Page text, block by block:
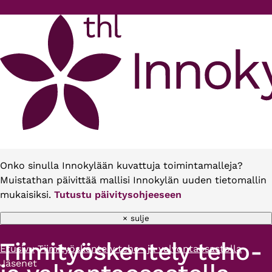
Onko sinulla Innokylään kuvattuja toimintamalleja?
Muistathan päivittää mallisi Innokylän uuden tietomallin
mukaisiksi. Tutustu päivitysohjeeseen
× sulje
Murupolku
Etusivu Tiimityöskentely teho- ja valvontaosastolla
Jäsenet
Tiimityöskentely teho-